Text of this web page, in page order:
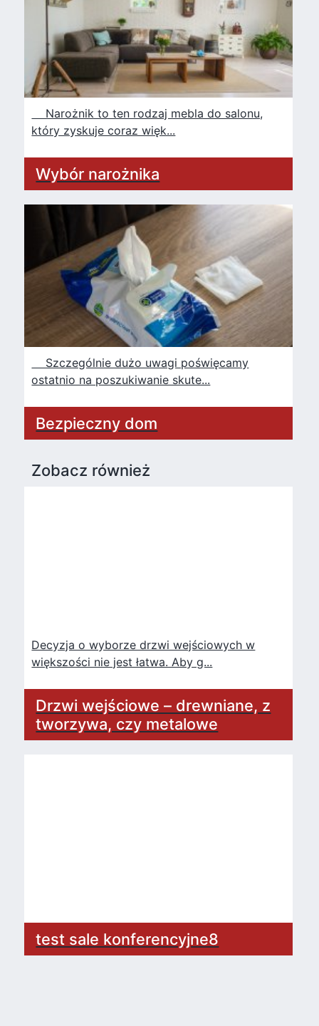
Narożnik to ten rodzaj mebla do salonu,
który zyskuje coraz więk...
Wybór narożnika
Szczególnie dużo uwagi poświęcamy
ostatnio na poszukiwanie skute...
Bezpieczny dom
Zobacz również
Decyzja o wyborze drzwi wejściowych w
większości nie jest łatwa. Aby g...
Drzwi wejściowe – drewniane, z
tworzywa, czy metalowe
test sale konferencyjne8